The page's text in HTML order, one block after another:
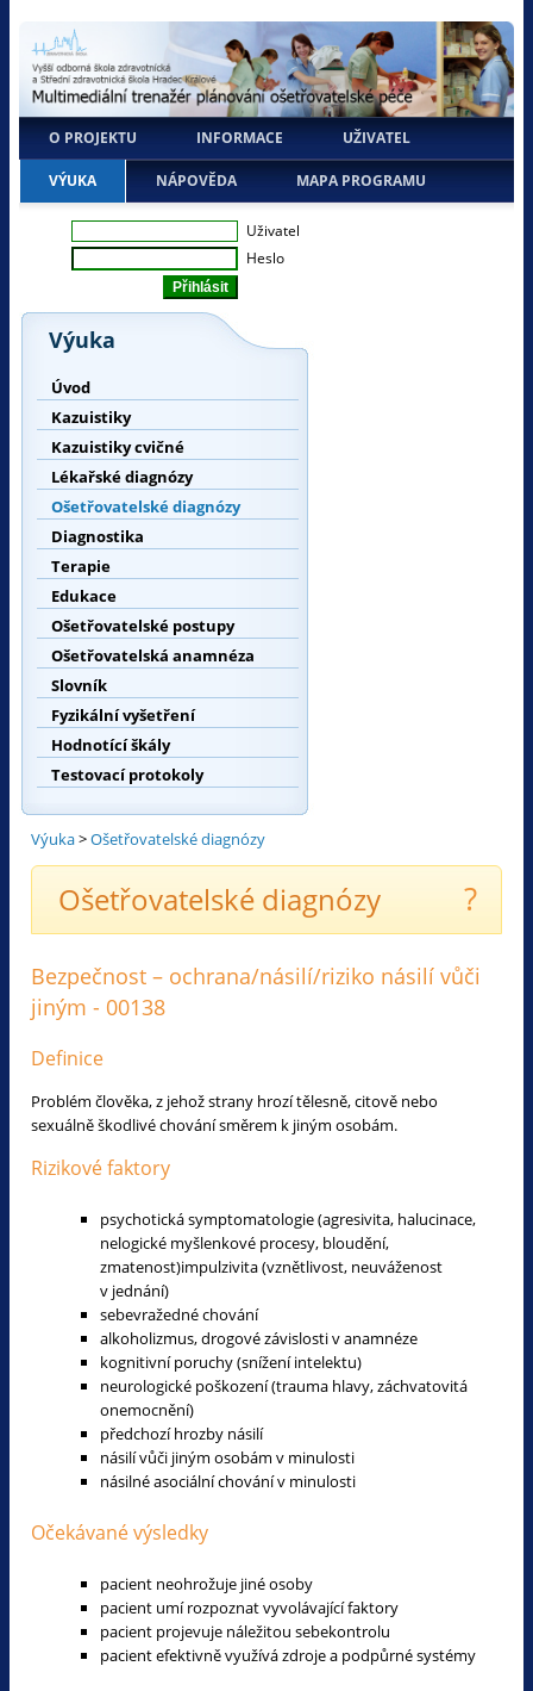
O PROJEKTU INFORMACE UŽIVATEL
VÝUKA NÁPOVĚDA MAPA PROGRAMU
Uživatel
Heslo
Výuka
Úvod
Kazuistiky
Kazuistiky cvičné
Lékařské diagnózy
Ošetřovatelské diagnózy
Diagnostika
Terapie
Edukace
Ošetřovatelské postupy
Ošetřovatelská anamnéza
Slovník
Fyzikální vyšetření
Hodnotící škály
Testovací protokoly
Výuka>Ošetřovatelské diagnózy
Ošetřovatelské diagnózy ?
Bezpečnost – ochrana/násilí/riziko násilí vůči
jiným - 00138
Definice
Problém člověka, z jehož strany hrozí tělesně, citově nebo
sexuálně škodlivé chování směrem k jiným osobám.
Rizikové faktory
psychotická symptomatologie (agresivita, halucinace,
nelogické myšlenkové procesy, bloudění,
zmatenost)impulzivita (vznětlivost, neuváženost
v jednání)
sebevražedné chování
alkoholizmus, drogové závislosti v anamnéze
kognitivní poruchy (snížení intelektu)
neurologické poškození (trauma hlavy, záchvatovitá
onemocnění)
předchozí hrozby násilí
násilí vůči jiným osobám v minulosti
násilné asociální chování v minulosti
Očekávané výsledky
pacient neohrožuje jiné osoby
pacient umí rozpoznat vyvolávající faktory
pacient projevuje náležitou sebekontrolu
pacient efektivně využívá zdroje a podpůrné systémy